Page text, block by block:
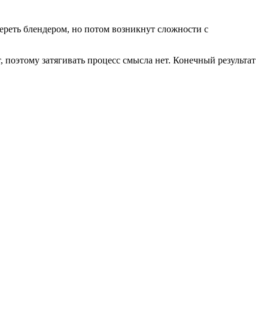
блендером, но потом возникнут сложности с
затягивать процесс смысла нет. Конечный результат